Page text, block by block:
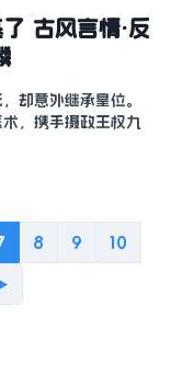
古风言情·反
却意外继承皇位。
，携手摄政王权九
8 9 10